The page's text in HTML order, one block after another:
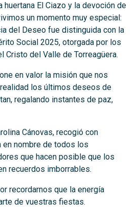
huertana El Ciazo y la devoción de
un momento muy especial:
del Deseo fue distinguida con la
Social 2025, otorgada por los
Cristo del Valle de Torreagüera.
en valor la misión que nos
los últimos deseos de
regalando instantes de paz,
Cánovas, recogió con
nombre de todos los
que hacen posible que los
recuerdos imborrables.
recordarnos que la energía
de vuestras fiestas.